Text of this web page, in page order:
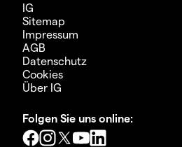
IG
Sitemap
Impressum
AGB
Datenschutz
Cookies
Über IG
Folgen Sie uns online: